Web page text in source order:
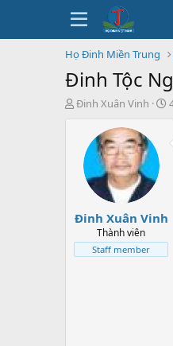
Họ Đinh Miền Trung
Đinh Tộc
T
a
t
e
Đinh Xuân Vinh
Đinh Xuân Vinh
Thành viên
Staff member